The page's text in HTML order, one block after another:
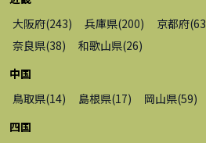
大阪府(243) 兵庫県(200) 京都府(63
奈良県(38) 和歌山県(26)
中国
鳥取県(14) 島根県(17) 岡山県(59)
四国